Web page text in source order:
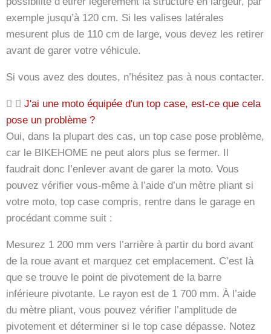
exemple jusqu’à 120 cm. Si les valises latérales
mesurent plus de 110 cm de large, vous devez les retirer
avant de garer votre véhicule.
Si vous avez des doutes, n’hésitez pas à nous contacter.
J'ai une moto équipée d'un top case, est-ce que cela
pose un problème ?
Oui, dans la plupart des cas, un top case pose problème,
car le BIKEHOME ne peut alors plus se fermer. Il
faudrait donc l’enlever avant de garer la moto. Vous
pouvez vérifier vous-même à l’aide d’un mètre pliant si
votre moto, top case compris, rentre dans le garage en
procédant comme suit :
Mesurez 1 200 mm vers l’arrière à partir du bord avant
de la roue avant et marquez cet emplacement. C’est là
que se trouve le point de pivotement de la barre
inférieure pivotante. Le rayon est de 1 700 mm. À l’aide
du mètre pliant, vous pouvez vérifier l’amplitude de
pivotement et déterminer si le top case dépasse. Notez